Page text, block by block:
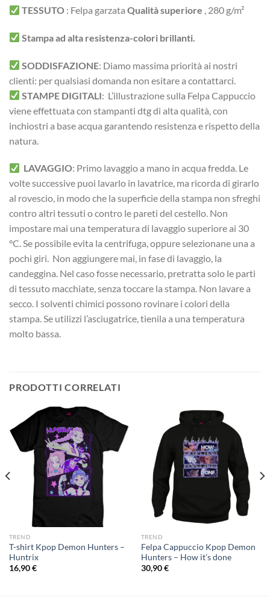
TESSUTO : Felpa garzataQualità superiore , 280 g/m²
Stampa ad alta resistenza-colori brillanti.
SODDISFAZIONE: Diamo massima priorità ai nostri
clienti: per qualsiasi domanda non esitare a contattarci.
STAMPE DIGITALI: L’illustrazione sulla Felpa Cappuccio
viene effettuata con stampanti dtg di alta qualità, con
inchiostri a base acqua garantendo resistenza e rispetto della
natura.
LAVAGGIO: Primo lavaggio a mano in acqua fredda. Le
volte successive puoi lavarlo in lavatrice, ma ricorda di girarlo
al rovescio, in modo che la superficie della stampa non sfreghi
contro altri tessuti o contro le pareti del cestello. Non
impostare mai una temperatura di lavaggio superiore ai 30
°C. Se possibile evita la centrifuga, oppure selezionane una a
pochi giri. Non aggiungere mai, in fase di lavaggio, la
candeggina. Nel caso fosse necessario, pretratta solo le parti
di tessuto macchiate, senza toccare la stampa. Non lavare a
secco. I solventi chimici possono rovinare i colori della
stampa. Se utilizzi l’asciugatrice, tienila a una temperatura
molto bassa.
PRODOTTI CORRELATI
TREND
T-shirt Kpop Demon Hunters –
Huntrix
16,90€
TREND
Felpa Cappuccio Kpop Demon
Hunters – How it’s done
30,90€